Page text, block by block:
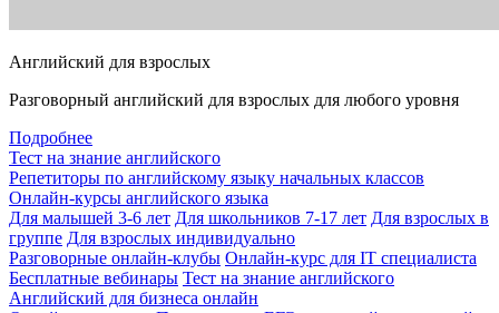
Английский для взрослых
Разговорный английский для взрослых для любого уровня
Подробнее
Тест на знание английского
Репетиторы по английскому языку начальных классов
Онлайн-курсы английского языка
Для малышей 3-6 лет Для школьников 7-17 лет Для взрослых в
группе Для взрослых индивидуально
Разговорные онлайн-клубы Онлайн-курс для IT специалиста
Бесплатные вебинары Тест на знание английского
Английский для бизнеса онлайн